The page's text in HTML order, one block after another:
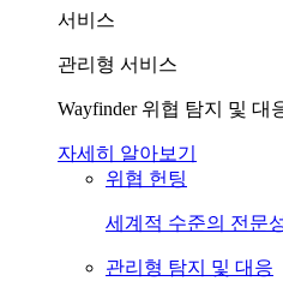
서비스
관리형 서비스
Wayfinder 위협 탐지 및 대
자세히 알아보기
위협 헌팅
세계적 수준의 전문
관리형 탐지 및 대응